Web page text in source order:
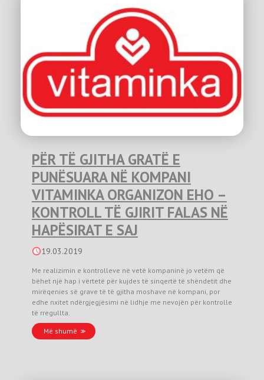
PËR TË GJITHA GRATË E
PUNËSUARA NË KOMPANI
VITAMINKA ORGANIZON EHO –
KONTROLL TË GJIRIT FALAS NË
HAPËSIRAT E SAJ
19.03.2019
Me realizimin e kontrolleve në vetë kompaninë jo vetëm që
bëhet një hap i vërtetë për kujdes të sinqertë të shëndetit dhe
mirëqenies së grave të të gjitha moshave në kompani, por
edhe nxitet ndërgjegjësimi në lidhje me nevojën për kontrolle
të rregullta.
Më shumë